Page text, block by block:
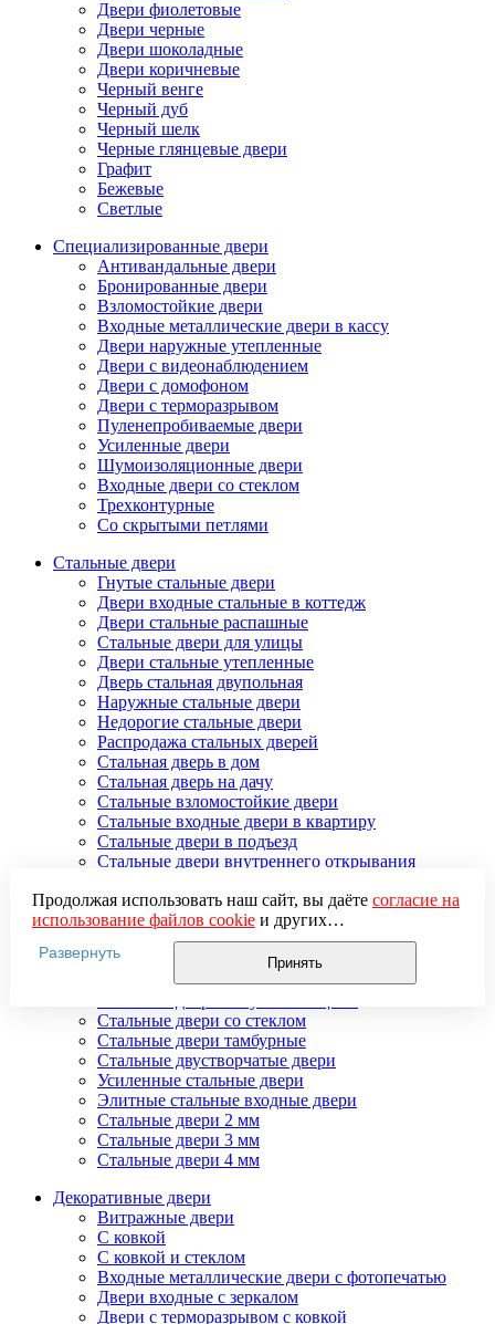
Двери фиолетовые
Двери черные
Двери шоколадные
Двери коричневые
Черный венге
Черный дуб
Черный шелк
Черные глянцевые двери
Графит
Бежевые
Светлые
Специализированные двери
Антивандальные двери
Бронированные двери
Взломостойкие двери
Входные металлические двери в кассу
Двери наружные утепленные
Двери с видеонаблюдением
Двери с домофоном
Двери с терморазрывом
Пуленепробиваемые двери
Усиленные двери
Шумоизоляционные двери
Входные двери со стеклом
Трехконтурные
Со скрытыми петлями
Стальные двери
Гнутые стальные двери
Двери входные стальные в коттедж
Двери стальные распашные
Стальные двери для улицы
Двери стальные утепленные
Дверь стальная двупольная
Наружные стальные двери
Недорогие стальные двери
Распродажа стальных дверей
Стальная дверь в дом
Стальная дверь на дачу
Стальные взломостойкие двери
Стальные входные двери в квартиру
Стальные двери в подъезд
Стальные двери внутреннего открывания
Стальные двери мдф
Стальные двери с зеркалом
Стальные двери с ковкой
Стальные двери с порошковым напылением
Стальные двери с терморазрывом
Стальные двери со стеклом
Стальные двери тамбурные
Стальные двустворчатые двери
Усиленные стальные двери
Элитные стальные входные двери
Стальные двери 2 мм
Стальные двери 3 мм
Стальные двери 4 мм
Декоративные двери
Витражные двери
С ковкой
С ковкой и стеклом
Входные металлические двери с фотопечатью
Двери входные с зеркалом
Двери с терморазрывом с ковкой
Продолжая использовать наш сайт, вы даёте согласие на
использование файлов cookieи других
пользовательских данных (включая IP-адрес, сведения о
местоположении, устройстве, действиях на сайте и т. п.)
для функционирования сайта, проведения
использования систем аналитики (например,
Яндекс.Метрика), в соответствии с нашей
обработки персональных данных.
Если вы не хотите, чтобы ваши данные обрабатывались,
настройте ограничения в браузере или покиньте сайт.
Развернуть
Принять